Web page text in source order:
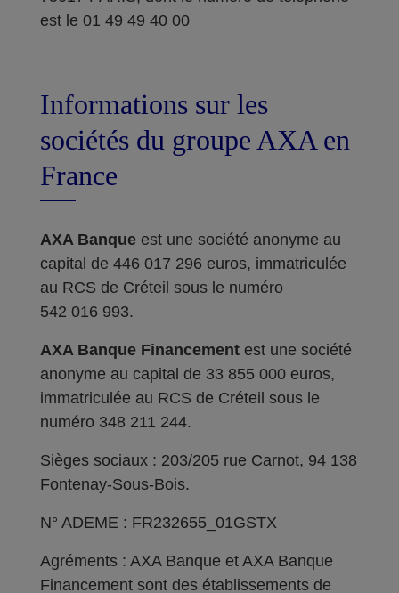
est le 01 49 49 40 00
Informations sur les
sociétés du groupe AXA en
France
AXA Banque est une société anonyme au
capital de 446 017 296 euros, immatriculée
au RCS de Créteil sous le numéro
542 016 993.
AXA Banque Financement est une société
anonyme au capital de 33 855 000 euros,
immatriculée au RCS de Créteil sous le
numéro 348 211 244.
Sièges sociaux : 203/205 rue Carnot, 94 138
Fontenay-Sous-Bois.
N° ADEME : FR232655_01GSTX
Agréments : AXA Banque et AXA Banque
Financement sont des établissements de